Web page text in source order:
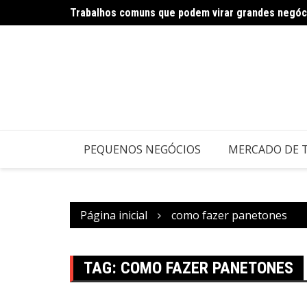
Trabalhos comuns que podem virar grandes
Carnaval impulsiona negócios criativos e serviços
PEQUENOS NEGÓCIOS MERCADO DE
Página inicial como fazer panetones
TAG: COMO FAZER PANETONES